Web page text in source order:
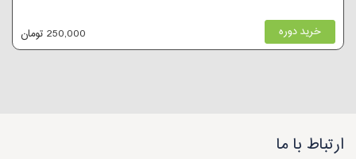
خرید دوره 250,000 تومان
ارتباط با ما